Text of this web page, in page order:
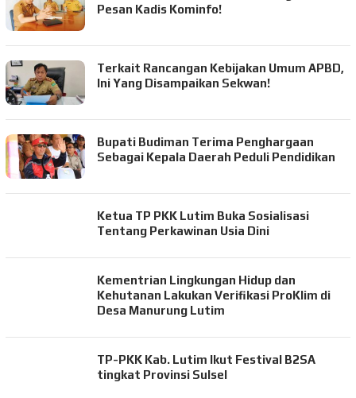
Pesan Kadis Kominfo!
Terkait Rancangan Kebijakan Umum APBD,
Ini Yang Disampaikan Sekwan!
Bupati Budiman Terima Penghargaan
Sebagai Kepala Daerah Peduli Pendidikan
Ketua TP PKK Lutim Buka Sosialisasi
Tentang Perkawinan Usia Dini
Kementrian Lingkungan Hidup dan
Kehutanan Lakukan Verifikasi ProKlim di
Desa Manurung Lutim
TP-PKK Kab. Lutim Ikut Festival B2SA
tingkat Provinsi Sulsel